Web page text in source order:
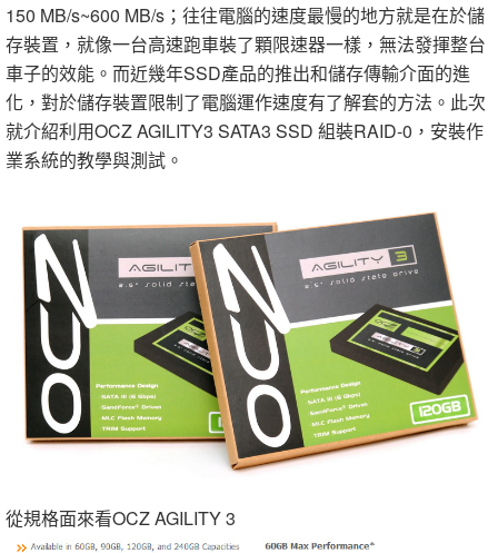
150 MB/s~600 MB/s；往往電腦的速度最慢的地方就是在於儲
存裝置，就像一台高速跑車裝了顆限速器一樣，無法發揮整台
車子的效能。而近幾年SSD產品的推出和儲存傳輸介面的進
化，對於儲存裝置限制了電腦運作速度有了解套的方法。此次
就介紹利用OCZ AGILITY3 SATA3 SSD 組裝RAID-0，安裝作
業系統的教學與測試。
從規格面來看OCZ AGILITY 3